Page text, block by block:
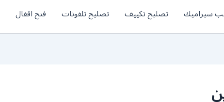
سيراميك تصليح تكييف تصليح تلفونات فتح اقفال